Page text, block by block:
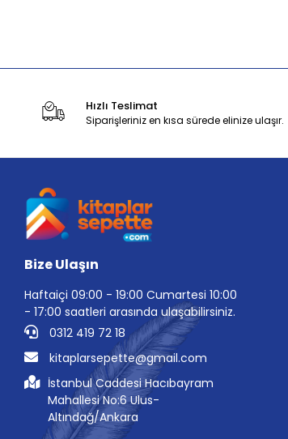
Hızlı Teslimat
Siparişleriniz en kısa sürede elinize ulaşır.
Bize Ulaşın
Haftaiçi 09:00 - 19:00 Cumartesi 10:00
- 17:00 saatleri arasında ulaşabilirsiniz.
0312 419 72 18
kitaplarsepette@gmail.com
İstanbul Caddesi Hacıbayram
Mahallesi No:6 Ulus-
Altındağ/Ankara